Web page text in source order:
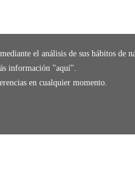
el análisis de sus hábitos de
información "aquí".
en cualquier momento.